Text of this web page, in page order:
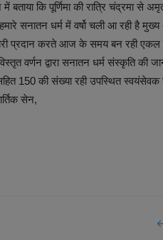
में बताया कि पूर्णिमा की रात्रि चंद्रमा
हमारे सनातन धर्म में वर्षो चली आ रही है
प्रदान करते आज के समय बन रही एकल
वर्णन द्वारा सनातन धर्म संस्कृति की
150 की संख्या रही उपस्थित स्वयंसेवक
सेन,